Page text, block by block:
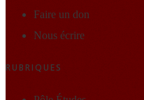
Faire un don
Nous écrire
RUBRIQUES